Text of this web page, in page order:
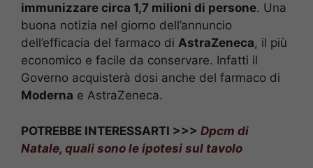
immunizzare circa 1,7 milioni di persone. Una
buona notizia nel giorno dell’annuncio
dell’efficacia del farmaco di AstraZeneca, il più
economico e facile da conservare. Infatti il
Governo acquisterà dosi anche del farmaco di
Moderna e AstraZeneca.
POTREBBE INTERESSARTI >>> Dpcm di
Natale, quali sono le ipotesi sul tavolo